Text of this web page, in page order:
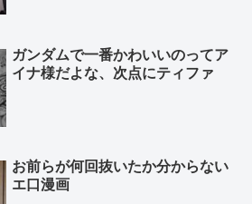
ガンダムで一番かわいいのってア
イナ様だよな、次点にティファ
お前らが何回抜いたか分からない
エ口漫画